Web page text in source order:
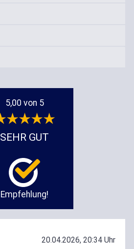
5,00 von 5
SEHR GUT
Empfehlung!
20.04.2026, 20:34 Uhr